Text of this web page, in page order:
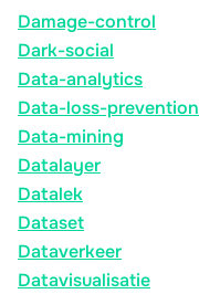
Damage-control
Dark-social
Data-analytics
Data-loss-prevention
Data-mining
Datalayer
Datalek
Dataset
Dataverkeer
Datavisualisatie